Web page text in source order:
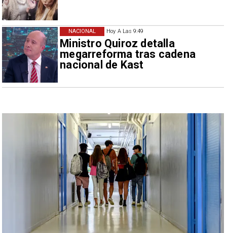
Hoy A Las 9:49
Ministro Quiroz detalla
megarreforma tras cadena
nacional de Kast
NACIONAL